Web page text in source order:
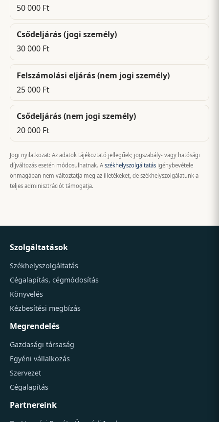
50 000 Ft
Csődeljárás (jogi személy)
30 000 Ft
Felszámolási eljárás (nem jogi személy)
25 000 Ft
Csődeljárás (nem jogi személy)
20 000 Ft
Jogi nyilatkozat: Az adatok tájékoztató jellegűek; jogszabály- vagy hatósági
díjváltozás esetén módosulhatnak. A székhelyszolgáltatás igénybevétele
önmagában nem változtatja meg az illetékeket, de székhelyszolgálatunk a
teljes adminisztrációt támogatja.
Szolgáltatások
Székhelyszolgáltatás
Cégalapítás, cégmódosítás
Könyvelés
Kézbesítési megbízás
Megrendelés
Gazdasági társaság
Egyéni vállalkozás
Szervezet
Cégalapítás
Partnereink